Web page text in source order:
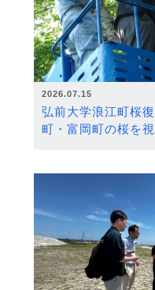
2026.07.15
弘前大学浪江町桜
町・富岡町の桜を